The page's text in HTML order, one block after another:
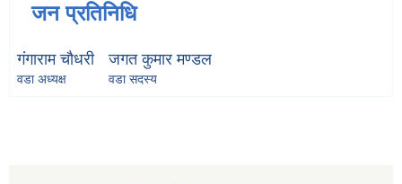
जन प्रतिनिधि
गंगाराम चौधरी
वडा अध्यक्ष
जगत कुमार मण्डल
वडा सदस्य